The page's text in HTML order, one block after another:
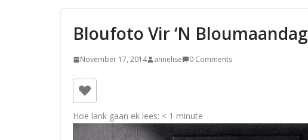
Bloufoto Vir ‘n Bloumaandag
November 17, 2014 annelise 0 Comments
Hoe lank gaan ek lees: < 1 minute